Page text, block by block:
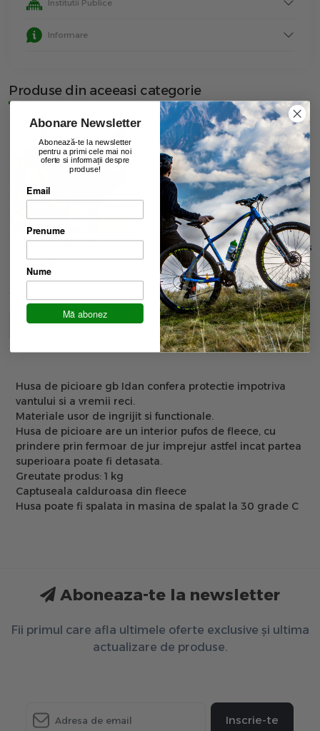
Institutii Publice
Informare
Produse din aceeasi categorie
Coccolle
6800 lei
Husa De Ploaie
8900 lei
Descriere Caracteristici Recenzii
Husa de picioare gb Idan confera protectie impotriva
vantului si a vremii reci.
Materiale usor de ingrijit si functionale.
Husa de picioare are un interior pufos de fleece, cu
prindere prin fermoar de jur imprejur astfel incat partea
superioara poate fi detasata.
Greutate produs: 1 kg
Captuseala calduroasa din fleece
Husa poate fi spalata in masina de spalat la 30 grade C
Aboneaza-te la newsletter
Fii primul care afla ultimele oferte exclusive și ultima
actualizare de produse.
Inscrie-te
Abonare Newsletter
Abonează-te la newsletter
pentru a primi cele mai noi
oferte si informații despre
produse!
Email
Prenume
Nume
Mă abonez